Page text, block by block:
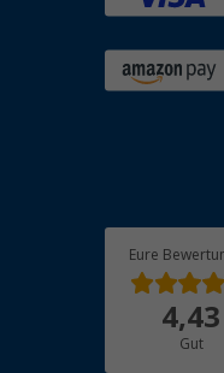
Eure
4,43
Gut
Tolle Online Bestellung, schnelle